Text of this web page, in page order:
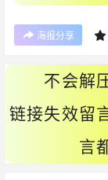
海报分享
不会解
链接失效留
言